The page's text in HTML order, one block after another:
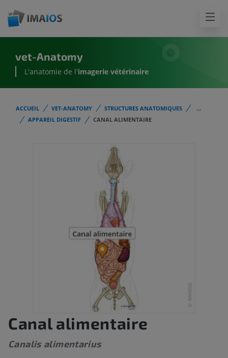
vet-Anatomy
L'anatomie de l'imagerie vétérinaire
ACCUEIL VET-ANATOMY STRUCTURES ANATOMIQUES
...
APPAREIL DIGESTIF
CANAL ALIMENTAIRE
Canal alimentaire
Canalis alimentarius